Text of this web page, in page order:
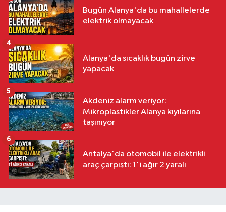
Bugün Alanya'da bu mahallelerde
elektrik olmayacak
Alanya'da sıcaklık bugün zirve
yapacak
4
Akdeniz alarm veriyor:
Mikroplastikler Alanya kıyılarına
taşınıyor
5
Antalya'da otomobil ile elektrikli
araç çarpıştı: 1'i ağır 2 yaralı
6